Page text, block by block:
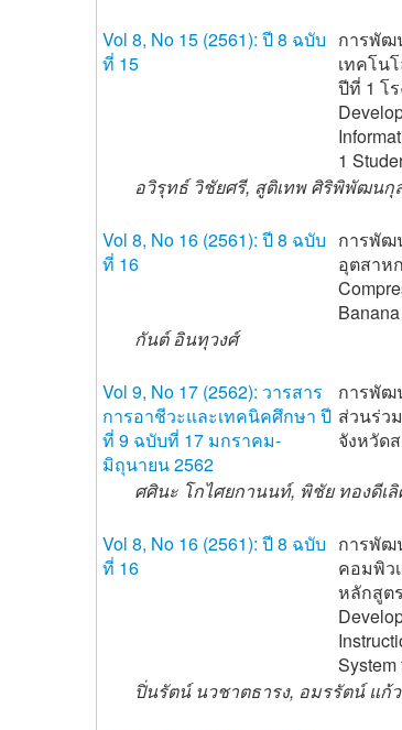
Vol 8, No 15 (2561): ปี 8 ฉบับ
ที่ 15
การพัฒ
เทคโน
ปีที่ 1 โ
1
อวิรุทธ์ วิชัยศรี, สูติเทพ ศิริพิพัฒน
Vol 8, No 16 (2561): ปี 8 ฉบับ
ที่ 16
การพัฒ
อุตสาห
กันต์ อินทุวงศ์
Vol 9, No 17 (2562): วารสาร
การอาชีวะและเทคนิคศึกษา ปี
ที่ 9 ฉบับที่ 17 มกราคม-
มิถุนายน 2562
การพัฒ
ส่วนร่ว
จังหวัด
ศศินะ โกไศยกานนท์, พิชัย ทองดีเ
Vol 8, No 16 (2561): ปี 8 ฉบับ
ที่ 16
การพัฒ
คอมพิว
หลักสูต
System
ปิ่นรัตน์ นวชาตธารง, อมรรัตน์ แก้